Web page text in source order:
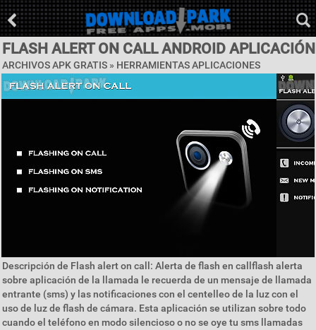
FLASH ALERT ON CALL ANDROID APLICACIÓN
ARCHIVOS APK GRATIS » HERRAMIENTAS APLICACIONES
Descripción de Flash alert on call: Alerta de flash en callflash alerta
sobre aplicación de la llamada le recuerda de un mensaje de llamada
entrante (sms) y las notificaciones con el centelleo de la luz con el
uso de luz de flash de cámara. Esta aplicación se utilizan sobre todo
cuando el teléfono en modo silencioso o no se oye tu sms llamadas